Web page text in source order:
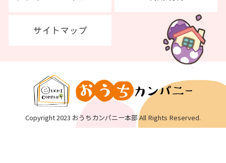
Copyright 2023 おうちカンパニー本部 All Rights Reserved.